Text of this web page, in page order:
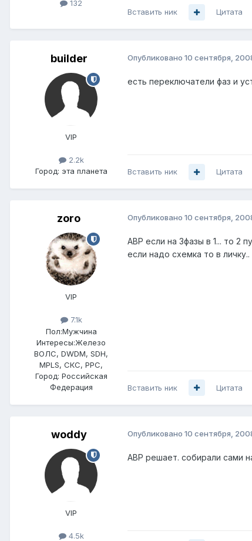
132
Вставить ник Цитата
builder
VIP
2.2k
Город: эта планета
Опубликовано 10 сентября,
есть переключатели фаз и
Вставить ник Цитата
zoro
VIP
7.1k
Пол:Мужчина
Интересы:Железо
ВОЛС, DWDM, SDH,
MPLS, СКС, РРС,
Город: Российская
Федерация
Опубликовано 10 сентября,
АВР если на 3фазы в 1... то 2
если надо схемка то в
Вставить ник Цитата
woddy
VIP
4.5k
Опубликовано 10 сентября,
АВР решает. собирали сами